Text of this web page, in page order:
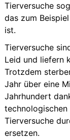
Tierversuche
das zum
ist.
Tierversuche
Leid und liefern
Trotzdem
Jahr über eine
Jahrhundert
Tierversuche
ersetzen.